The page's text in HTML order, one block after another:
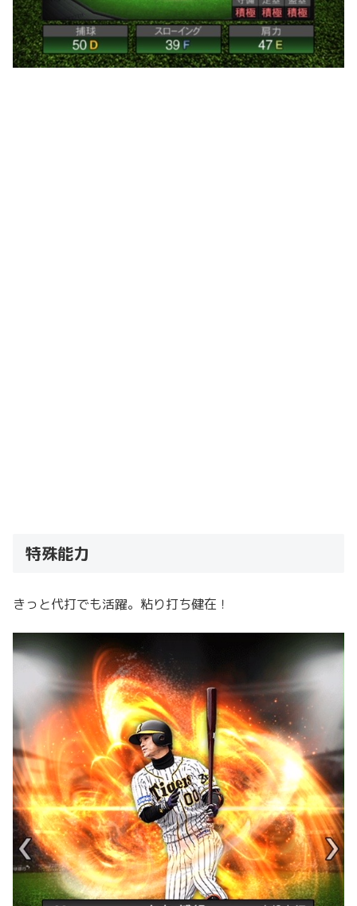
特殊能力
きっと代打でも活躍。粘り打ち健在！